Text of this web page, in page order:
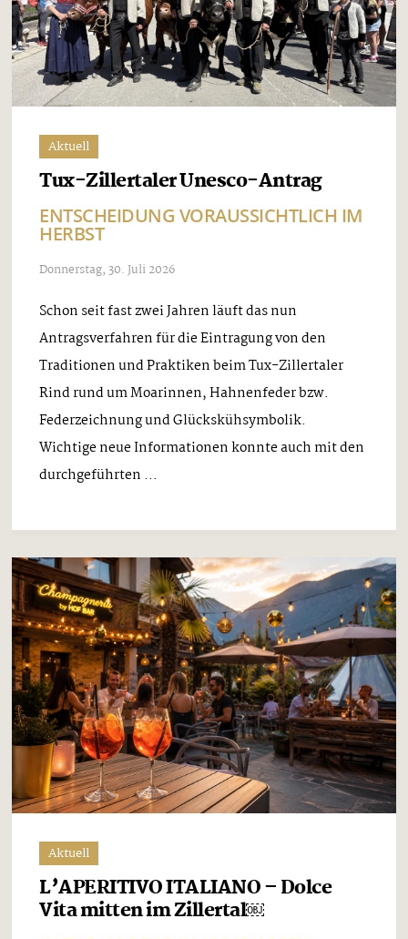
Aktuell
Tux-Zillertaler Unesco-Antrag
ENTSCHEIDUNG VORAUSSICHTLICH IM
HERBST
Donnerstag, 30. Juli 2026
Schon seit fast zwei Jahren läuft das nun
Antragsverfahren für die Eintragung von den
Traditionen und Praktiken beim Tux-Zillertaler
Rind rund um Moarinnen, Hahnenfeder bzw.
Federzeichnung und Glückskühsymbolik.
Wichtige neue Informationen konnte auch mit den
durchgeführten ...
Aktuell
L’APERITIVO ITALIANO – Dolce
Vita mitten im Zillertal￼